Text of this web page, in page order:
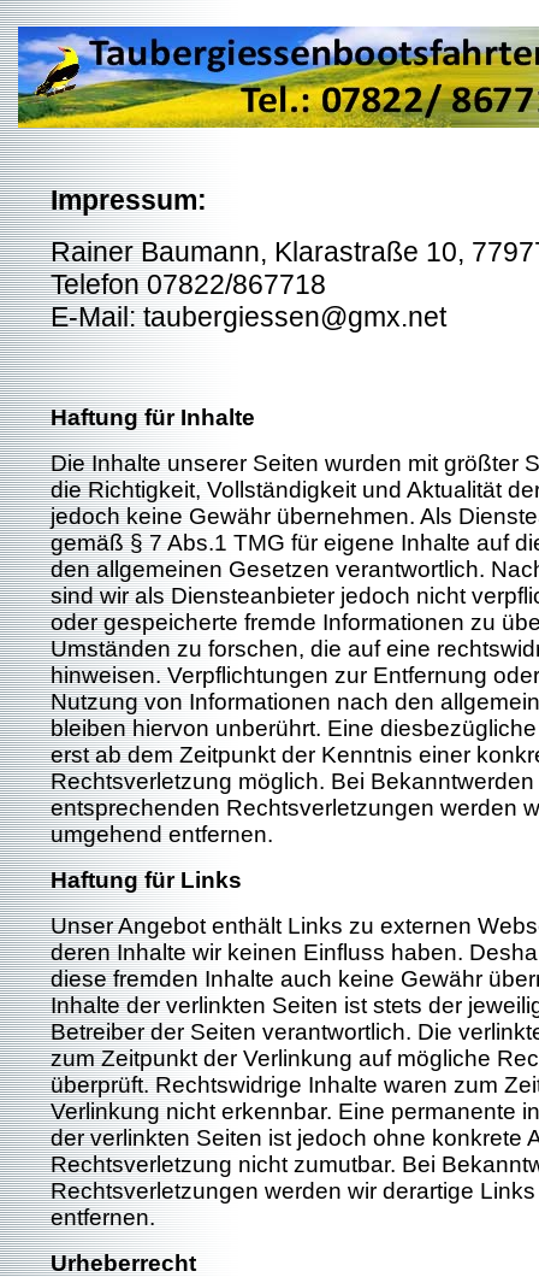
Impressum:
Rainer Baumann, Klarastraße 10,
Telefon 07822/867718
E-Mail: taubergiessen@gmx.net
Haftung für Inhalte
Die Inhalte unserer Seiten wurden mit größter
die Richtigkeit, Vollständigkeit und Aktualität
jedoch keine Gewähr übernehmen. Als
gemäß § 7 Abs.1 TMG für eigene Inhalte auf
den allgemeinen Gesetzen verantwortlich.
sind wir als Diensteanbieter jedoch nicht
oder gespeicherte fremde Informationen zu
Umständen zu forschen, die auf eine
hinweisen. Verpflichtungen zur Entfernung
Nutzung von Informationen nach den
bleiben hiervon unberührt. Eine
erst ab dem Zeitpunkt der Kenntnis einer
Rechtsverletzung möglich. Bei
entsprechenden Rechtsverletzungen werden
umgehend entfernen.
Haftung für Links
Unser Angebot enthält Links zu externen
deren Inhalte wir keinen Einfluss haben.
diese fremden Inhalte auch keine Gewähr
Inhalte der verlinkten Seiten ist stets der
Betreiber der Seiten verantwortlich. Die
zum Zeitpunkt der Verlinkung auf mögliche
überprüft. Rechtswidrige Inhalte waren zum
Verlinkung nicht erkennbar. Eine permanente
der verlinkten Seiten ist jedoch ohne konkrete
Rechtsverletzung nicht zumutbar. Bei
Rechtsverletzungen werden wir derartige
entfernen.
Urheberrecht